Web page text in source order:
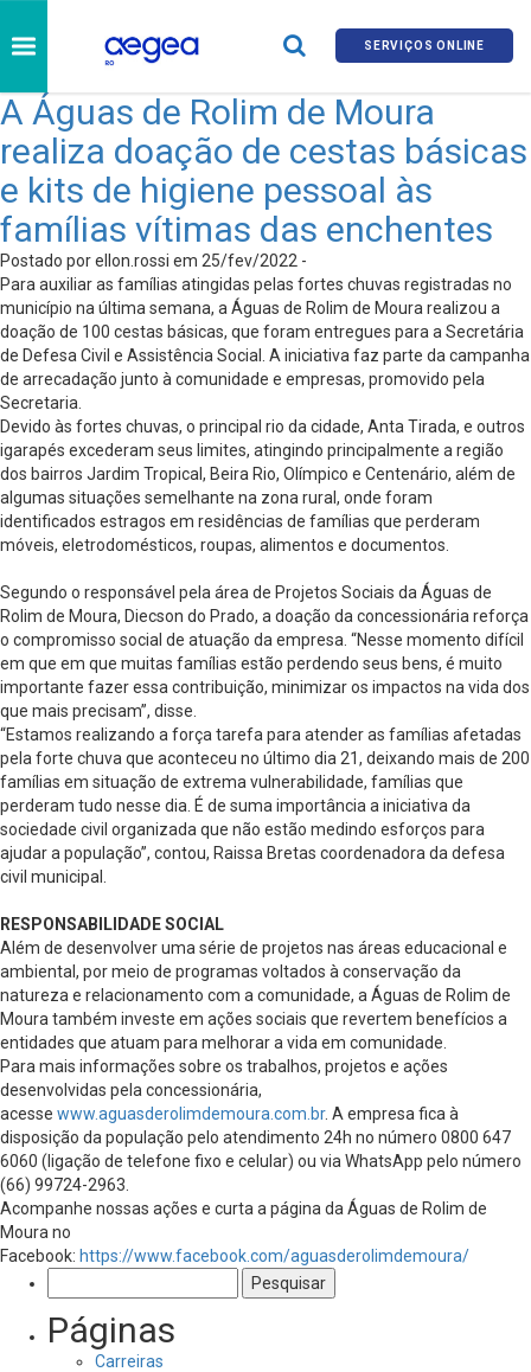
SERVIÇOS ONLINE
A Águas de Rolim de Moura
realiza doação de cestas básicas
e kits de higiene pessoal às
famílias vítimas das enchentes
Postado por ellon.rossi em 25/fev/2022 -
Para auxiliar as famílias atingidas pelas fortes chuvas registradas no
município na última semana, a Águas de Rolim de Moura realizou a
doação de 100 cestas básicas, que foram entregues para a Secretária
de Defesa Civil e Assistência Social. A iniciativa faz parte da campanha
de arrecadação junto à comunidade e empresas, promovido pela
Secretaria.
Devido às fortes chuvas, o principal rio da cidade, Anta Tirada, e outros
igarapés excederam seus limites, atingindo principalmente a região
dos bairros Jardim Tropical, Beira Rio, Olímpico e Centenário, além de
algumas situações semelhante na zona rural, onde foram
identificados estragos em residências de famílias que perderam
móveis, eletrodomésticos, roupas, alimentos e documentos.
Segundo o responsável pela área de Projetos Sociais da Águas de
Rolim de Moura, Diecson do Prado, a doação da concessionária reforça
o compromisso social de atuação da empresa. “Nesse momento difícil
em que em que muitas famílias estão perdendo seus bens, é muito
importante fazer essa contribuição, minimizar os impactos na vida dos
que mais precisam”, disse.
“Estamos realizando a força tarefa para atender as famílias afetadas
pela forte chuva que aconteceu no último dia 21, deixando mais de 200
famílias em situação de extrema vulnerabilidade, famílias que
perderam tudo nesse dia. É de suma importância a iniciativa da
sociedade civil organizada que não estão medindo esforços para
ajudar a população”, contou, Raissa Bretas coordenadora da defesa
civil municipal.
RESPONSABILIDADE SOCIAL
Além de desenvolver uma série de projetos nas áreas educacional e
ambiental, por meio de programas voltados à conservação da
natureza e relacionamento com a comunidade, a Águas de Rolim de
Moura também investe em ações sociais que revertem benefícios a
entidades que atuam para melhorar a vida em comunidade.
Para mais informações sobre os trabalhos, projetos e ações
desenvolvidas pela concessionária,
acesse www.aguasderolimdemoura.com.br. A empresa fica à
disposição da população pelo atendimento 24h no número 0800 647
6060 (ligação de telefone fixo e celular) ou via WhatsApp pelo número
(66) 99724-2963.
Acompanhe nossas ações e curta a página da Águas de Rolim de
Moura no
Facebook: https://www.facebook.com/aguasderolimdemoura/
por:
Páginas
Carreiras